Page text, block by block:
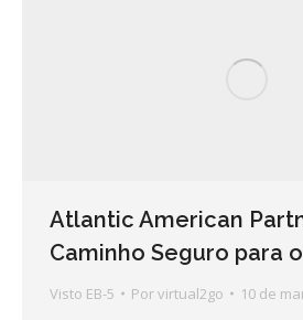
Atlantic American
Caminho Seguro para
Visto EB-5 Porvirtual2go 10 de